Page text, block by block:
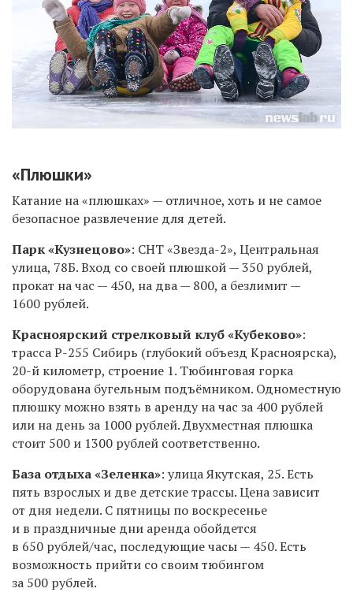
«Плюшки»
Катание на «плюшках» — отличное, хоть и не самое
безопасное развлечение для детей.
Парк «Кузнецово»: СНТ «Звезда-2», Центральная
улица, 78Б. Вход со своей плюшкой — 350 рублей,
прокат на час — 450, на два — 800, а безлимит —
1600 рублей.
Красноярский стрелковый клуб «Кубеково»:
трасса Р-255 Сибирь (глубокий объезд Красноярска),
20-й километр, строение 1. Тюбинговая горка
оборудована бугельным подъёмником. Одноместную
плюшку можно взять в аренду на час за 400 рублей
или на день за 1000 рублей. Двухместная плюшка
стоит 500 и 1300 рублей соответственно.
База отдыха «Зеленка»: улица Якутская, 25. Есть
пять взрослых и две детские трассы. Цена зависит
от дня недели. С пятницы по воскресенье
и в праздничные дни аренда обойдется
в 650 рублей/час, последующие часы — 450. Есть
возможность прийти со своим тюбингом
за 500 рублей.